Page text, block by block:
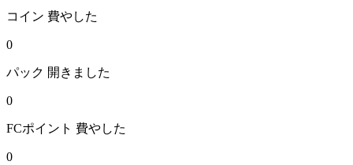
コイン 費やした
0
パック 開きました
0
FCポイント 費やした
0